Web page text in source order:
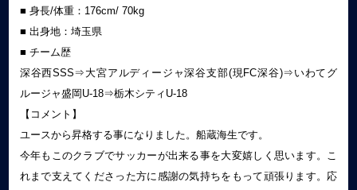
■ 身長/体重：176cm/ 70kg
■ 出身地：埼玉県
■ チーム歴
深谷西SSS⇒大宮アルディージャ深谷支部(現FC深谷)⇒いわてグ
ルージャ盛岡U-18⇒栃木シティU-18
【コメント】
ユースから昇格する事になりました。船蔵海生です。
今年もこのクラブでサッカーが出来る事を大変嬉しく思います。こ
れまで支えてくださった方に感謝の気持ちをもって頑張ります。応